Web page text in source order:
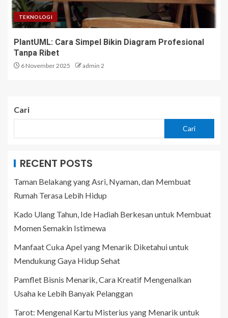
TEKNOLOGI
PlantUML: Cara Simpel Bikin Diagram Profesional
Tanpa Ribet
6 November 2025 admin 2
Cari
Cari
RECENT POSTS
Taman Belakang yang Asri, Nyaman, dan Membuat
Rumah Terasa Lebih Hidup
Kado Ulang Tahun, Ide Hadiah Berkesan untuk Membuat
Momen Semakin Istimewa
Manfaat Cuka Apel yang Menarik Diketahui untuk
Mendukung Gaya Hidup Sehat
Pamflet Bisnis Menarik, Cara Kreatif Mengenalkan
Usaha ke Lebih Banyak Pelanggan
Tarot: Mengenal Kartu Misterius yang Menarik untuk